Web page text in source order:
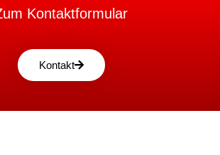
Kontaktformular
Kontakt